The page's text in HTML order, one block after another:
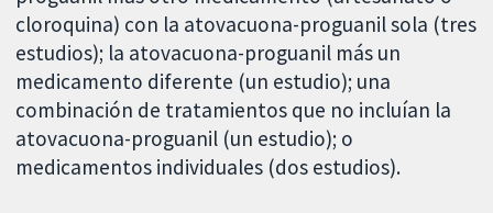
cloroquina) con la atovacuona-proguanil sola (tres
estudios); la atovacuona-proguanil más un
medicamento diferente (un estudio); una
combinación de tratamientos que no incluían la
atovacuona-proguanil (un estudio); o
medicamentos individuales (dos estudios).